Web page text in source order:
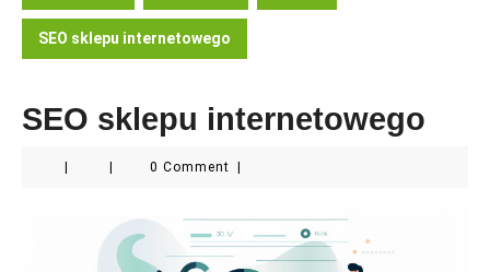
SEO sklepu internetowego
SEO sklepu internetowego
0 Comment